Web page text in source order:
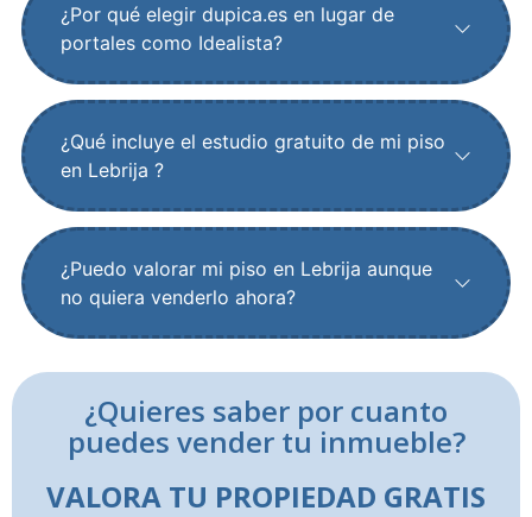
¿Por qué elegir dupica.es en lugar de
portales como Idealista?
¿Qué incluye el estudio gratuito de mi piso
en Lebrija ?
¿Puedo valorar mi piso en Lebrija aunque
no quiera venderlo ahora?
¿Quieres saber por cuanto
puedes vender tu inmueble?
VALORA TU PROPIEDAD GRATIS